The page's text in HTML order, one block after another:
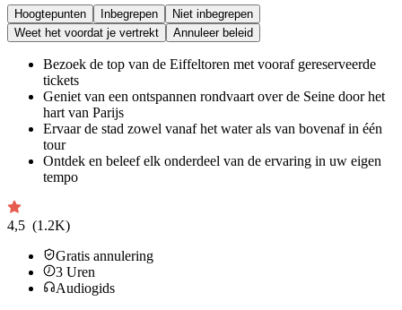
Hoogtepunten Inbegrepen
Niet inbegrepen
Weet het voordat je vertrekt
Annuleer beleid
Bezoek de top van de Eiffeltoren met vooraf gereserveerde
tickets
Geniet van een ontspannen rondvaart over de Seine door het
hart van Parijs
Ervaar de stad zowel vanaf het water als van bovenaf in één
tour
Ontdek en beleef elk onderdeel van de ervaring in uw eigen
tempo
4,5 (1.2K)
Gratis annulering
3 Uren
Audiogids